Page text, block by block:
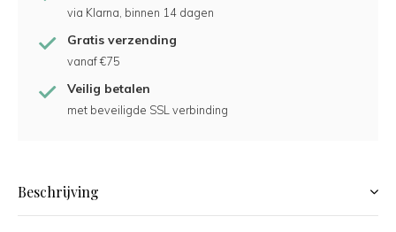
via Klarna, binnen 14 dagen
Gratis verzending
vanaf €75
Veilig betalen
met beveiligde SSL verbinding
Beschrijving